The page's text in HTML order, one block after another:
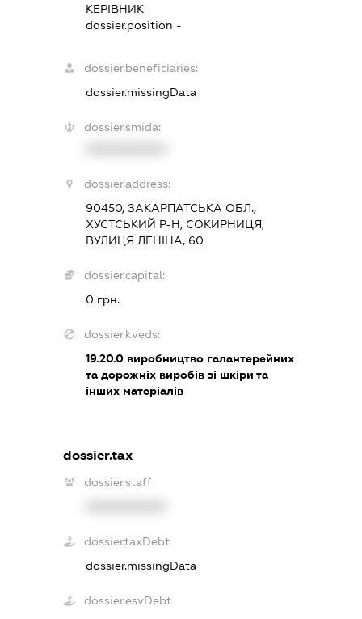
КЕРІВНИК
dossier.position -
dossier.beneficiaries:
dossier.missingData
dossier.smida:
dossier.address:
90450, ЗАКАРПАТСЬКА ОБЛ.,
ХУСТСЬКИЙ Р-Н, СОКИРНИЦЯ,
ВУЛИЦЯ ЛЕНІНА, 60
dossier.capital:
0 грн.
dossier.kveds:
19.20.0виробництво галантерейних
та дорожніх виробів зі шкіри та
інших матеріалів
dossier.tax
dossier.staff
dossier.taxDebt
dossier.missingData
dossier.esvDebt